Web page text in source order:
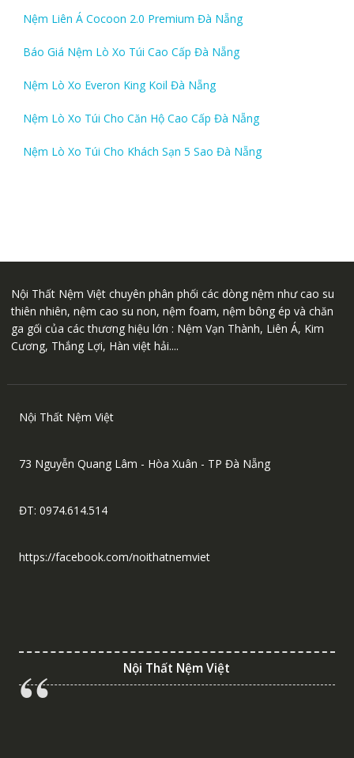
Nệm Liên Á Cocoon 2.0 Premium Đà Nẵng
Báo Giá Nệm Lò Xo Túi Cao Cấp Đà Nẵng
Nệm Lò Xo Everon King Koil Đà Nẵng
Nệm Lò Xo Túi Cho Căn Hộ Cao Cấp Đà Nẵng
Nệm Lò Xo Túi Cho Khách Sạn 5 Sao Đà Nẵng
Nội Thất Nệm Việt chuyên phân phối các dòng nệm như cao su
thiên nhiên, nệm cao su non, nệm foam, nệm bông ép và chăn
ga gối của các thương hiệu lớn : Nệm Vạn Thành, Liên Á, Kim
Cương, Thắng Lợi, Hàn việt hải....
Nội Thất Nệm Việt
73 Nguyễn Quang Lâm - Hòa Xuân - TP Đà Nẵng
ĐT: 0974.614.514
https://facebook.com/noithatnemviet
Nội Thất Nệm Việt